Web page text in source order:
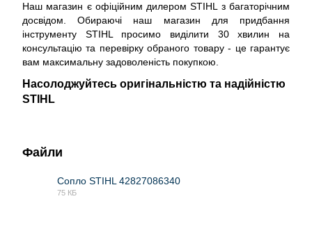
Наш магазин є офіційним дилером STIHL з багаторічним
досвідом. Обираючі наш магазин для придбання
інструменту STIHL просимо виділити 30 хвилин на
консультацію та перевірку обраного товару - це гарантує
вам максимальну задоволеність покупкою.
Насолоджуйтесь оригінальністю та надійністю
STIHL
Файли
Сопло STIHL 42827086340
75 КБ